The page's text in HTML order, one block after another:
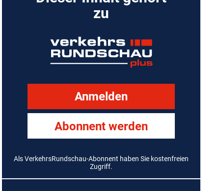
zu
Anmelden
Abonnent werden
Als VerkehrsRundschau-Abonnent haben Sie kostenfreien
Zugriff.